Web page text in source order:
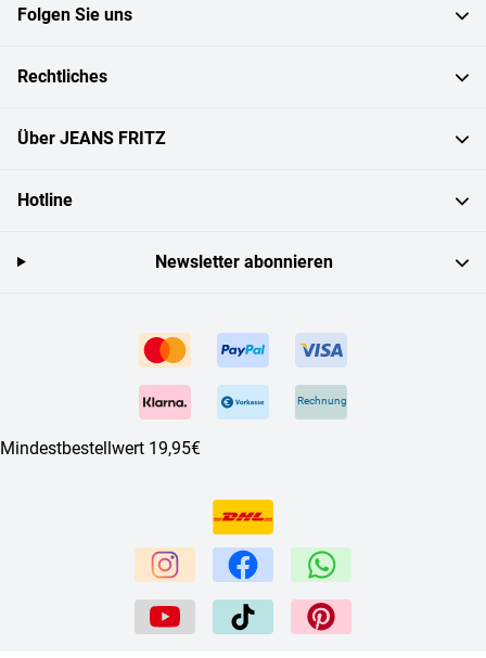
Folgen Sie uns
Rechtliches
Über JEANS FRITZ
Hotline
Rechnung
Mindestbestellwert 19,95€
Newsletter abonnieren